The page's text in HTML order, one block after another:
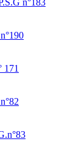
n°183
171